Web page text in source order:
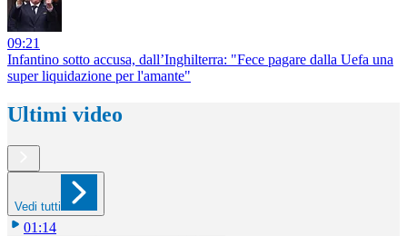
09:21
Infantino sotto accusa, dall’Inghilterra: "Fece pagare dalla Uefa una
super liquidazione per l'amante"
Ultimi video
Vedi tutti
01:14